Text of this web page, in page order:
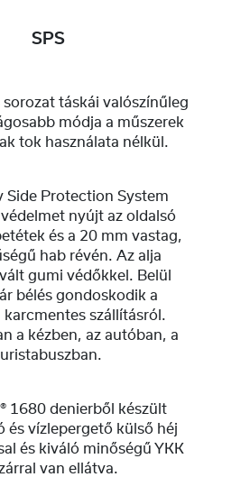
SPS
sorozat táskái valószínűleg
módja a műszerek
tok használata nélkül.
Side Protection System
védelmet nyújt az oldalsó
és a 20 mm vastag,
hab révén. Az alja
gumi védőkkel. Belül
bélés gondoskodik a
karcmentes szállításról.
a kézben, az autóban, a
1680 denierből készült
és vízlepergető külső héj
és kiváló minőségű YKK
van ellátva.